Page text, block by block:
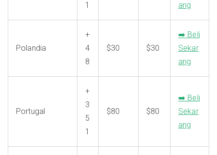
1
ang
Polandia
+
4
8
$30 $30
➡️ Beli
Sekar
ang
Portugal
+
3
5
1
$80 $80
➡️ Beli
Sekar
ang